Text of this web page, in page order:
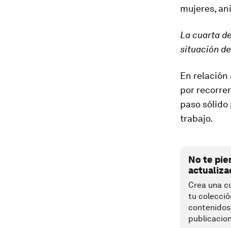
mujeres,
La cuarta
situación de
En relación
por
paso sólido
trabajo.
No te
Crea una
tu